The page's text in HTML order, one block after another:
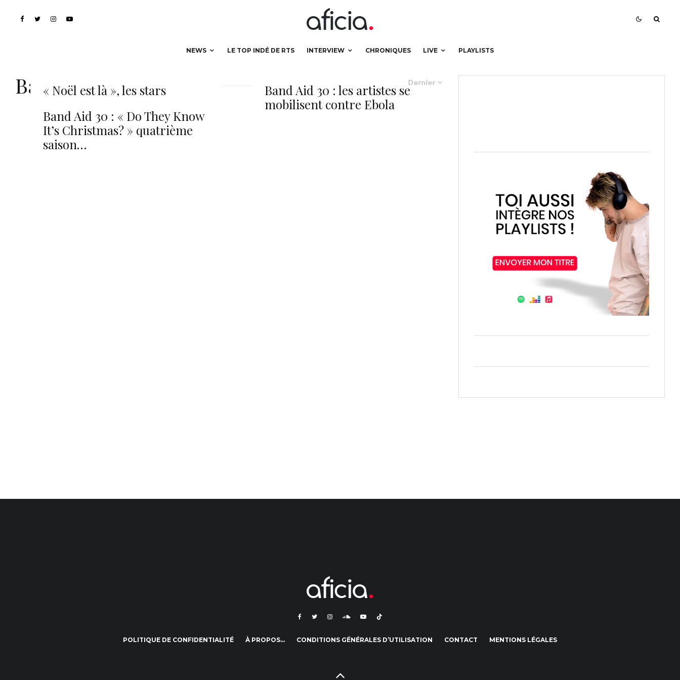
NEWS LE TOP INDÉ DE RTS INTERVIEW CHRONIQUES LIVE PLAYLISTS
Dernier
Band Aid 30
« Noël est là », les stars
Band Aid 30 : « Do They Know
It’s Christmas? » quatrième
saison…
Band Aid 30 : les artistes se
mobilisent contre Ebola
POLITIQUE DE CONFIDENTIALITÉ À PROPOS… CONDITIONS GÉNÉRALES D’UTILISATION CONTACT MENTIONS LÉGALES